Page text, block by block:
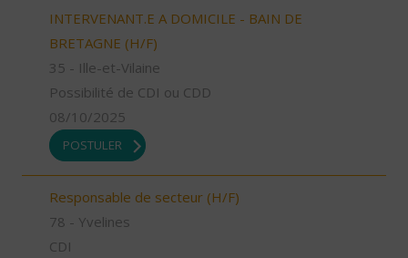
INTERVENANT.E A DOMICILE - BAIN DE
BRETAGNE (H/F)
35 - Ille-et-Vilaine
Possibilité de CDI ou CDD
08/10/2025
POSTULER
Responsable de secteur (H/F)
78 - Yvelines
CDI